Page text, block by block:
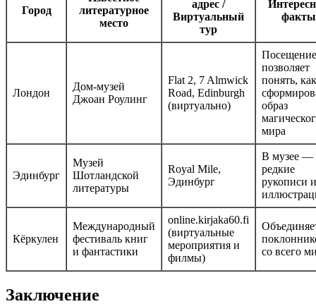
Город
литературное
место
адрес /
Виртуальный
тур
факты
Лондон
Дом-музей
Джоан Роулинг
Flat 2, 7 Almwick
Road, Edinburgh
(виртуально)
Посещение
позволяет
понять, как
образ
мира
Эдинбург
Музей
Шотландской
литературы
Royal Mile,
Эдинбург
В музее —
редкие
рукописи и
Кёркулен
Международный
фестиваль книг
и фантастики
online.kirjaka60.fi
(виртуальные
мероприятия и
филмы)
со всего
Заключение